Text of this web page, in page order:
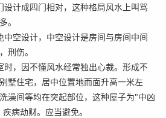
设计成四门相对，这种格局风水上叫骂
。
空设计，中空设计是房间与房间中间
刑伤。
，因不懂风水经常独出心裁。形成不
墅住宅，居中位置地而面升高一米左
澡间等均在突起部位，这种屋子为"中凶
病劫财。应当避免。